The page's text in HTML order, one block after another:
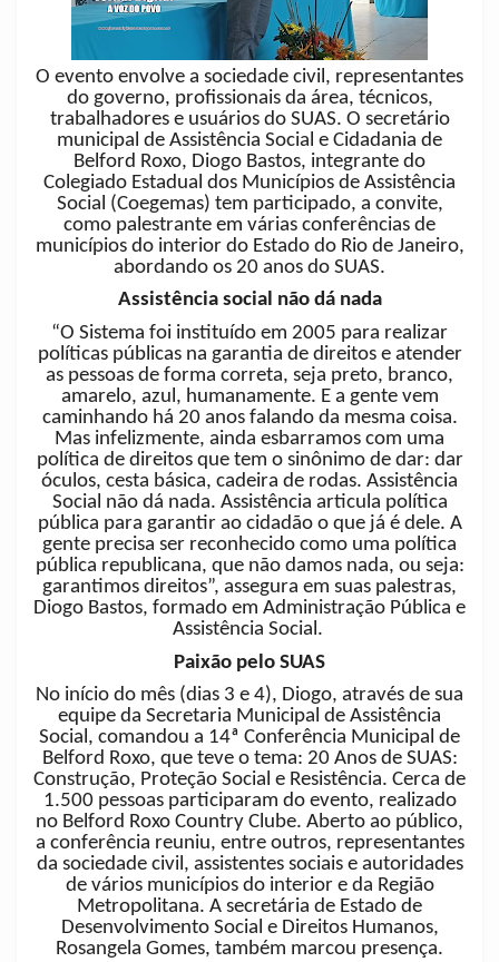
O evento envolve a sociedade civil, representantes
do governo, profissionais da área, técnicos,
trabalhadores e usuários do SUAS. O secretário
municipal de Assistência Social e Cidadania de
Belford Roxo, Diogo Bastos, integrante do
Colegiado Estadual dos Municípios de Assistência
Social (Coegemas) tem participado, a convite,
como palestrante em várias conferências de
municípios do interior do Estado do Rio de Janeiro,
abordando os 20 anos do SUAS.
Assistência social não dá nada
“O Sistema foi instituído em 2005 para realizar
políticas públicas na garantia de direitos e atender
as pessoas de forma correta, seja preto, branco,
amarelo, azul, humanamente. E a gente vem
caminhando há 20 anos falando da mesma coisa.
Mas infelizmente, ainda esbarramos com uma
política de direitos que tem o sinônimo de dar: dar
óculos, cesta básica, cadeira de rodas. Assistência
Social não dá nada. Assistência articula política
pública para garantir ao cidadão o que já é dele. A
gente precisa ser reconhecido como uma política
pública republicana, que não damos nada, ou seja:
garantimos direitos”, assegura em suas palestras,
Diogo Bastos, formado em Administração Pública e
Assistência Social.
Paixão pelo SUAS
No início do mês (dias 3 e 4), Diogo, através de sua
equipe da Secretaria Municipal de Assistência
Social, comandou a 14ª Conferência Municipal de
Belford Roxo, que teve o tema: 20 Anos de SUAS:
Construção, Proteção Social e Resistência. Cerca de
1.500 pessoas participaram do evento, realizado
no Belford Roxo Country Clube. Aberto ao público,
a conferência reuniu, entre outros, representantes
da sociedade civil, assistentes sociais e autoridades
de vários municípios do interior e da Região
Metropolitana. A secretária de Estado de
Desenvolvimento Social e Direitos Humanos,
Rosangela Gomes, também marcou presença.